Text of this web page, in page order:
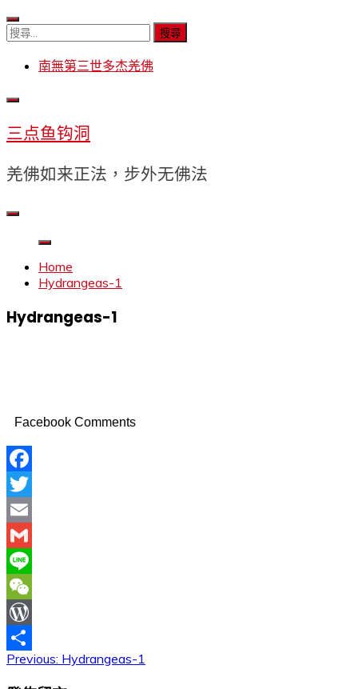
Skip
to
content
搜
南無第三世多杰羌佛
三点鱼钩洞
羌佛如来正法，步外无佛法
Home
Hydrangeas-1
Hydrangeas-1
Facebook Comments
Facebook
Twitter
Email
Gmail
Line
WeChat
WordPress
分
文
Previous: Hydrangeas-1